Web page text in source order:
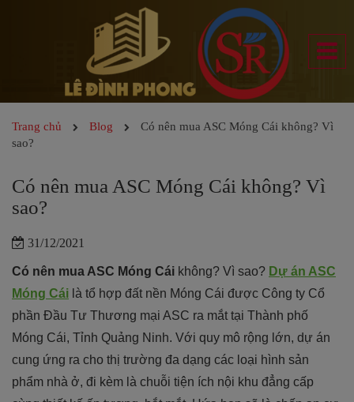
Trang chủ Blog
Có nên mua ASC Móng Cái không? Vì
sao?
Có nên mua ASC Móng Cái không? Vì
sao?
31/12/2021
Có nên mua ASC Móng Cái không? Vì sao? Dự án ASC
Móng Cái là tổ hợp đất nền Móng Cái được Công ty Cổ
phần Đầu Tư Thương mại ASC ra mắt tại Thành phố
Móng Cái, Tỉnh Quảng Ninh. Với quy mô rộng lớn, dự án
cung ứng ra cho thị trường đa dạng các loại hình sản
phẩm nhà ở, đi kèm là chuỗi tiện ích nội khu đẳng cấp